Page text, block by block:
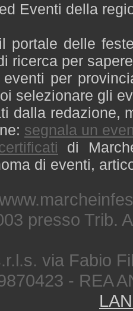
Eventi della
portale delle
ricerca per
per
selezionare gli
dalla redazione,
segnala un
di
di eventi,
presso Trib.
via Fabio
- REA